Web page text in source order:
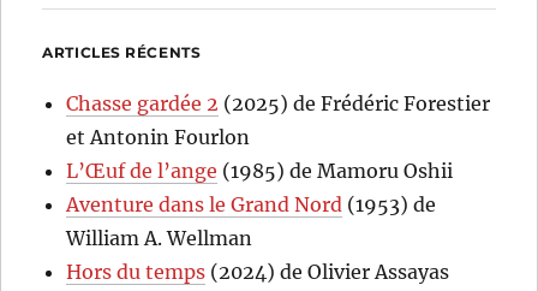
ARTICLES RÉCENTS
Chasse gardée 2 (2025) de Frédéric Forestier
et Antonin Fourlon
L’Œuf de l’ange (1985) de Mamoru Oshii
Aventure dans le Grand Nord (1953) de
William A. Wellman
Hors du temps (2024) de Olivier Assayas